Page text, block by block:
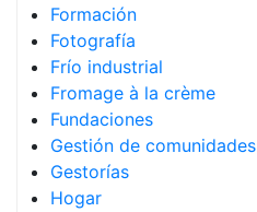
Formación
Fotografía
Frío industrial
Fromage à la crème
Fundaciones
Gestión de comunidades
Gestorías
Hogar